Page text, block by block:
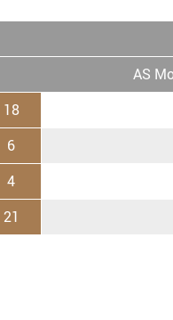
AS
18
6
4
21